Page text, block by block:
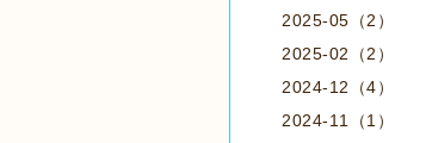
2025-05（2）
2025-02（2）
2024-12（4）
2024-11（1）